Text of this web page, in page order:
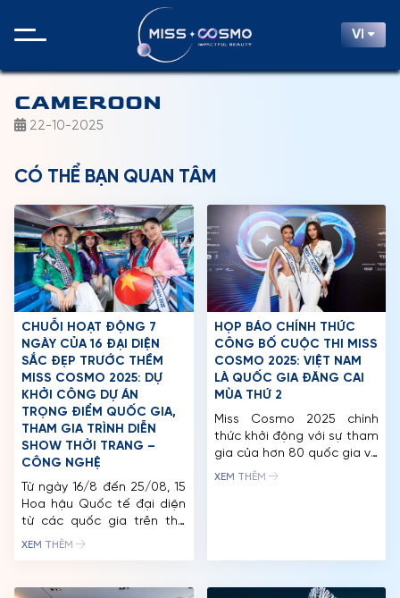
VI
CAMEROON
22-10-2025
CÓ THỂ BẠN QUAN TÂM
CHUỖI HOẠT ĐỘNG 7
NGÀY CỦA 16 ĐẠI DIỆN
SẮC ĐẸP TRƯỚC THỀM
MISS COSMO 2025: DỰ
KHỞI CÔNG DỰ ÁN
TRỌNG ĐIỂM QUỐC GIA,
THAM GIA TRÌNH DIỄN
SHOW THỜI TRANG –
CÔNG NGHỆ
Từ ngày 16/8 đến 25/08, 15
Hoa hậu Quốc tế đại diện
từ các quốc gia trên thế
giới đã đồng loạt đến Việt
2025. Chuỗi hoạt động trải
XEM THÊM
HỌP BÁO CHÍNH THỨC
CÔNG BỐ CUỘC THI MISS
COSMO 2025: VIỆT NAM
LÀ QUỐC GIA ĐĂNG CAI
MÙA THỨ 2
Miss Cosmo 2025 chính
thức khởi động với sự tham
gia của hơn 80 quốc gia và
vùng lãnh thổ trên thế giới.
XEM THÊM